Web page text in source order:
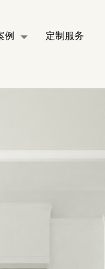
例 定制服务